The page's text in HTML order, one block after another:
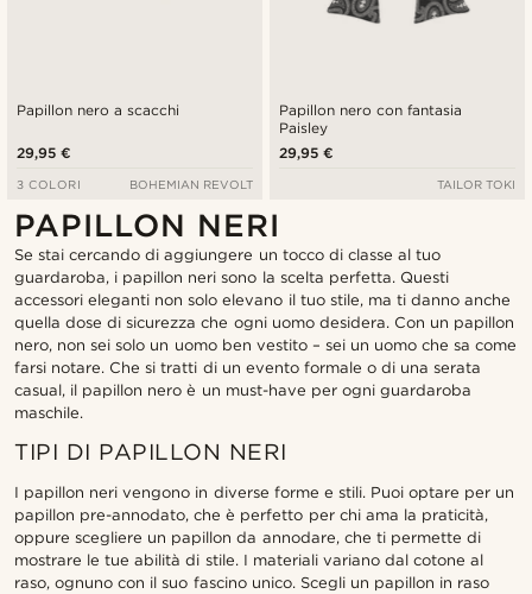
Papillon nero a scacchi
29,95 €
3 COLORI BOHEMIAN REVOLT
Papillon nero con fantasia
Paisley
29,95 €
TAILOR TOKI
PAPILLON NERI
Se stai cercando di aggiungere un tocco di classe al tuo
guardaroba, i papillon neri sono la scelta perfetta. Questi
accessori eleganti non solo elevano il tuo stile, ma ti danno anche
quella dose di sicurezza che ogni uomo desidera. Con un papillon
nero, non sei solo un uomo ben vestito – sei un uomo che sa come
farsi notare. Che si tratti di un evento formale o di una serata
casual, il papillon nero è un must-have per ogni guardaroba
maschile.
TIPI DI PAPILLON NERI
I papillon neri vengono in diverse forme e stili. Puoi optare per un
papillon pre-annodato, che è perfetto per chi ama la praticità,
oppure scegliere un papillon da annodare, che ti permette di
mostrare le tue abilità di stile. I materiali variano dal cotone al
raso, ognuno con il suo fascino unico. Scegli un papillon in raso